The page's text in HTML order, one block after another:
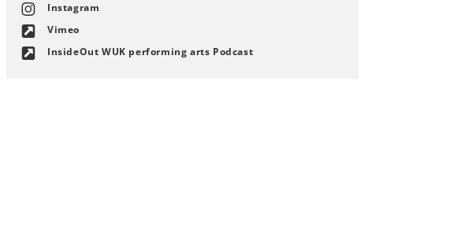
Instagram
Vimeo
InsideOut WUK performing arts Podcast